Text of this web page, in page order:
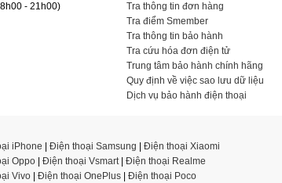
- 21h00)
Tra thông tin đơn hàng
Tra điểm Smember
Tra thông tin bảo hành
Tra cứu hóa đơn điện tử
Trung tâm bảo hành chính hãng
Quy định về việc sao lưu dữ liệu
Dịch vụ bảo hành điện thoại
iPhone | Điện thoại Samsung | Điện thoại Xiaomi
Oppo | Điện thoại Vsmart | Điện thoại Realme
Vivo | Điện thoại OnePlus | Điện thoại Poco